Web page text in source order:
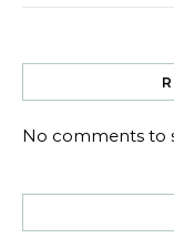
No comments to